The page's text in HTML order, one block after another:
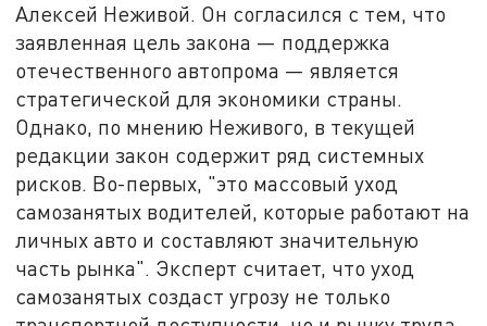
Алексей Неживой. Он согласился с тем, что
заявленная цель закона — поддержка
отечественного автопрома — является
стратегической для экономики страны.
Однако, по мнению Неживого, в текущей
редакции закон содержит ряд системных
рисков. Во-первых, "это массовый уход
самозанятых водителей, которые работают на
личных авто и составляют значительную
часть рынка". Эксперт считает, что уход
самозанятых создаст угрозу не только